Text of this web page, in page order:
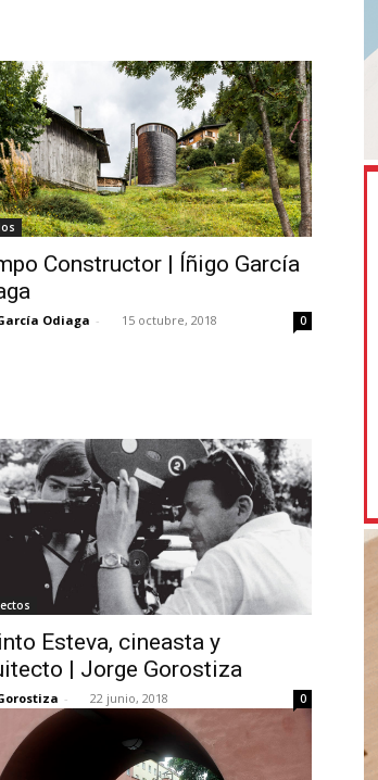
Constructor | Íñigo García
Odiaga - 15 octubre, 2018 0
Esteva, cineasta y
| Jorge Gorostiza
- 22 junio, 2018 0